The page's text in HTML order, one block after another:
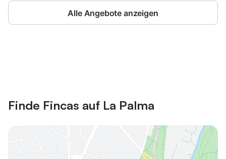
Alle Angebote anzeigen
Finde Fincas auf La Palma